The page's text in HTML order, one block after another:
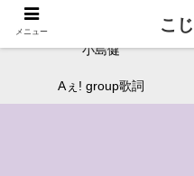
鬼才・小島健と愉快な仲間
小島健
Aぇ! group歌詞
メニュー こ